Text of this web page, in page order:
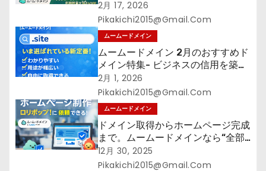
ース記念キャンペーン【ムームード
メイン】
2月 17, 2026
Pikakichi2015@gmail.com
ムームードメイン
ムームードメイン 2月のおすすめド
メイン特集- ビジネスの信用を築く
――そのすべての起点となるのが独
自ドメイン
2月 1, 2026
Pikakichi2015@gmail.com
ムームードメイン
ドメイン取得からホームページ完成
まで。ムームードメインなら“全部
まとめて”安心スタート
12月 30, 2025
Pikakichi2015@gmail.com